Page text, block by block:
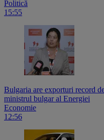
Politică
15:55
Bulgaria are exporturi record
ministrul bulgar al Energiei
Economie
12:56